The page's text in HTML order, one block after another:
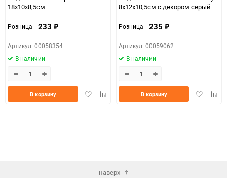
18х10х8,5см
Розница 233 ₽
Артикул: 00058354
В наличии
ДобавитьДобавить
В корзину
8х12х10,5см с декором серый
Розница 235 ₽
Артикул: 00059062
В наличии
Добавить
В корзину
наверх